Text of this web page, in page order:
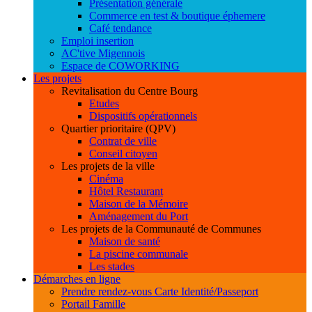
Présentation générale
Commerce en test & boutique éphemere
Café tendance
Emploi insertion
AC'tive Migennois
Espace de COWORKING
Les projets
Revitalisation du Centre Bourg
Etudes
Dispositifs opérationnels
Quartier prioritaire (QPV)
Contrat de ville
Conseil citoyen
Les projets de la ville
Cinéma
Hôtel Restaurant
Maison de la Mémoire
Aménagement du Port
Les projets de la Communauté de Communes
Maison de santé
La piscine communale
Les stades
Démarches en ligne
Prendre rendez-vous Carte Identité/Passeport
Portail Famille